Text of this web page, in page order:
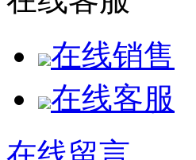
在线销售
在线客服